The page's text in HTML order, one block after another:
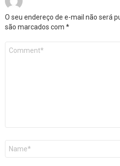
O seu endereço de e-mail não será
são marcados com *
Comentário
Nome